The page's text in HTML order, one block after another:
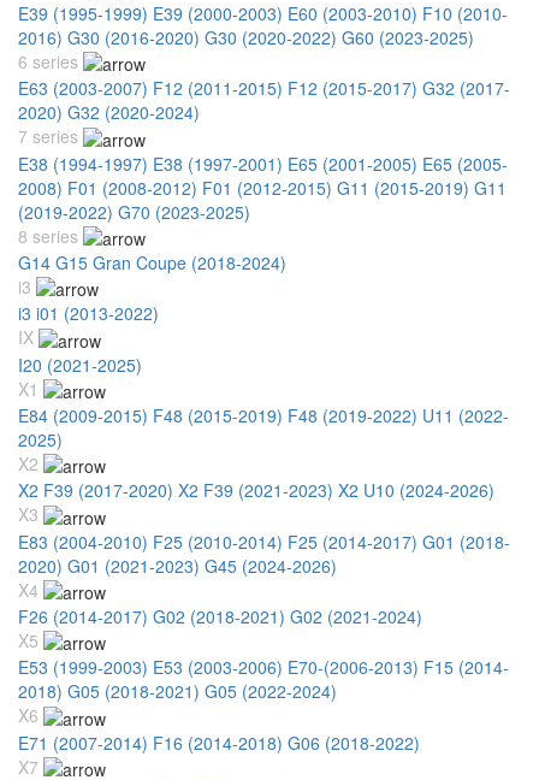
E39 (1995-1999) E39 (2000-2003) E60 (2003-2010) F10 (2010-
2016) G30 (2016-2020) G30 (2020-2022) G60 (2023-2025)
6 series
E63 (2003-2007) F12 (2011-2015) F12 (2015-2017) G32 (2017-
2020) G32 (2020-2024)
7 series
E38 (1994-1997) E38 (1997-2001) E65 (2001-2005) E65 (2005-
2008) F01 (2008-2012) F01 (2012-2015) G11 (2015-2019) G11
(2019-2022) G70 (2023-2025)
8 series
G14 G15 Gran Coupe (2018-2024)
i3
i3 i01 (2013-2022)
IX
I20 (2021-2025)
X1
E84 (2009-2015) F48 (2015-2019) F48 (2019-2022) U11 (2022-
2025)
X2
X2 F39 (2017-2020) X2 F39 (2021-2023) X2 U10 (2024-2026)
X3
E83 (2004-2010) F25 (2010-2014) F25 (2014-2017) G01 (2018-
2020) G01 (2021-2023) G45 (2024-2026)
X4
F26 (2014-2017) G02 (2018-2021) G02 (2021-2024)
X5
E53 (1999-2003) E53 (2003-2006) E70-(2006-2013) F15 (2014-
2018) G05 (2018-2021) G05 (2022-2024)
X6
E71 (2007-2014) F16 (2014-2018) G06 (2018-2022)
X7